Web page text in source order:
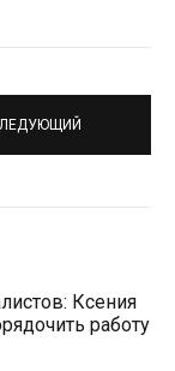
Ксения
работу